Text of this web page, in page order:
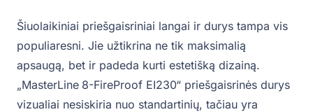
Šiuolaikiniai priešgaisriniai langai ir durys tampa vis
populiaresni. Jie užtikrina ne tik maksimalią
apsaugą, bet ir padeda kurti estetišką dizainą.
„MasterLine 8-FireProof EI230“ priešgaisrinės durys
vizualiai nesiskiria nuo standartinių, tačiau yra